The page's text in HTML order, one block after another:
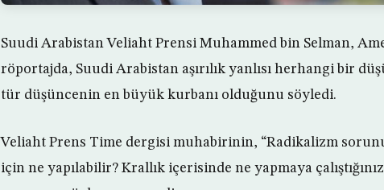
Suudi Arabistan Veliaht Prensi Muhammed bin Selman,
röportajda, Suudi Arabistan aşırılık yanlısı herhangi bir
tür düşüncenin en büyük kurbanı olduğunu söyledi.
Veliaht Prens Time dergisi muhabirinin, “Radikalizm
için ne yapılabilir? Krallık içerisinde ne yapmaya